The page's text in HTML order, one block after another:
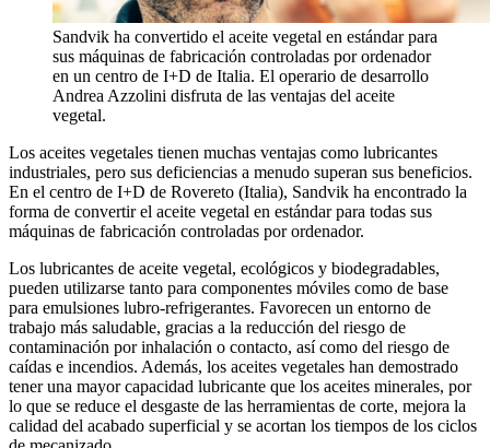
Sandvik ha convertido el aceite vegetal en estándar para
sus máquinas de fabricación controladas por ordenador
en un centro de I+D de Italia. El operario de desarrollo
Andrea Azzolini disfruta de las ventajas del aceite
vegetal.
Los aceites vegetales tienen muchas ventajas como lubricantes
industriales, pero sus deficiencias a menudo superan sus beneficios.
En el centro de I+D de Rovereto (Italia), Sandvik ha encontrado la
forma de convertir el aceite vegetal en estándar para todas sus
máquinas de fabricación controladas por ordenador.
Los lubricantes de aceite vegetal, ecológicos y biodegradables,
pueden utilizarse tanto para componentes móviles como de base
para emulsiones lubro-refrigerantes. Favorecen un entorno de
trabajo más saludable, gracias a la reducción del riesgo de
contaminación por inhalación o contacto, así como del riesgo de
caídas e incendios. Además, los aceites vegetales han demostrado
tener una mayor capacidad lubricante que los aceites minerales, por
lo que se reduce el desgaste de las herramientas de corte, mejora la
calidad del acabado superficial y se acortan los tiempos de los ciclos